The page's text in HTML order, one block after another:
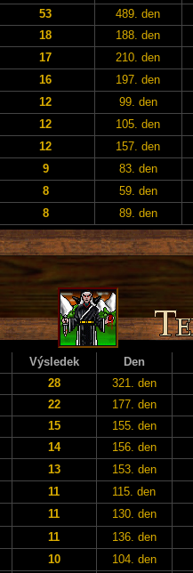
53
489. den
18
188. den
17
210. den
16
197. den
12
99. den
12
105. den
12
157. den
9
83. den
8
59. den
8 89. den
Výsledek
Den
28
321. den
22
177. den
15
155. den
14
156. den
13
153. den
11
115. den
11
130. den
11
136. den
10
104. den